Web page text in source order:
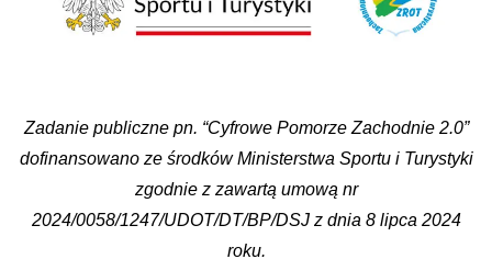
Zadanie publiczne pn. “Cyfrowe Pomorze Zachodnie 2.0”
dofinansowano ze środków Ministerstwa Sportu i Turystyki
zgodnie z zawartą umową nr
2024/0058/1247/UDOT/DT/BP/DSJ z dnia 8 lipca 2024
roku.